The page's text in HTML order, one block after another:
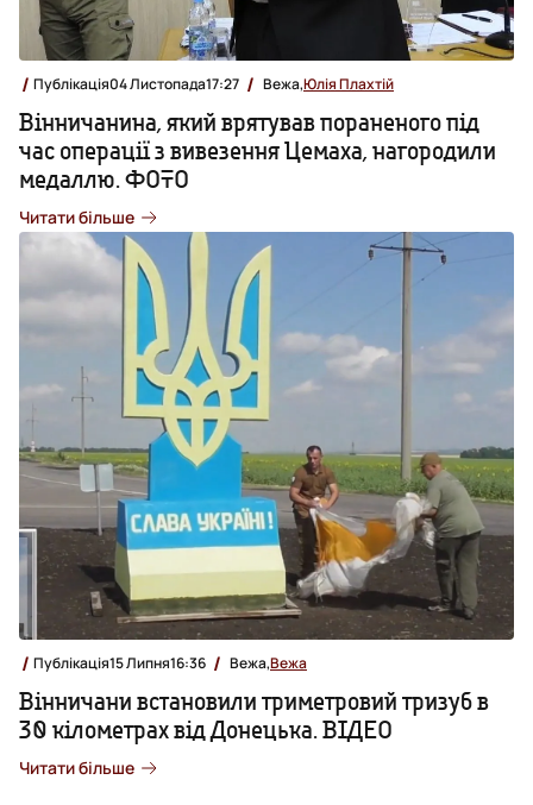
Публікація04 Листопада17:27 Вежа,Юлія Плахтій
Вінничанина, який врятував пораненого під
час операції з вивезення Цемаха, нагородили
медаллю. ФОТО
Читати більше
Публікація15 Липня16:36 Вежа,Вежа
Вінничани встановили триметровий тризуб в
30 кілометрах від Донецька. ВІДЕО
Читати більше